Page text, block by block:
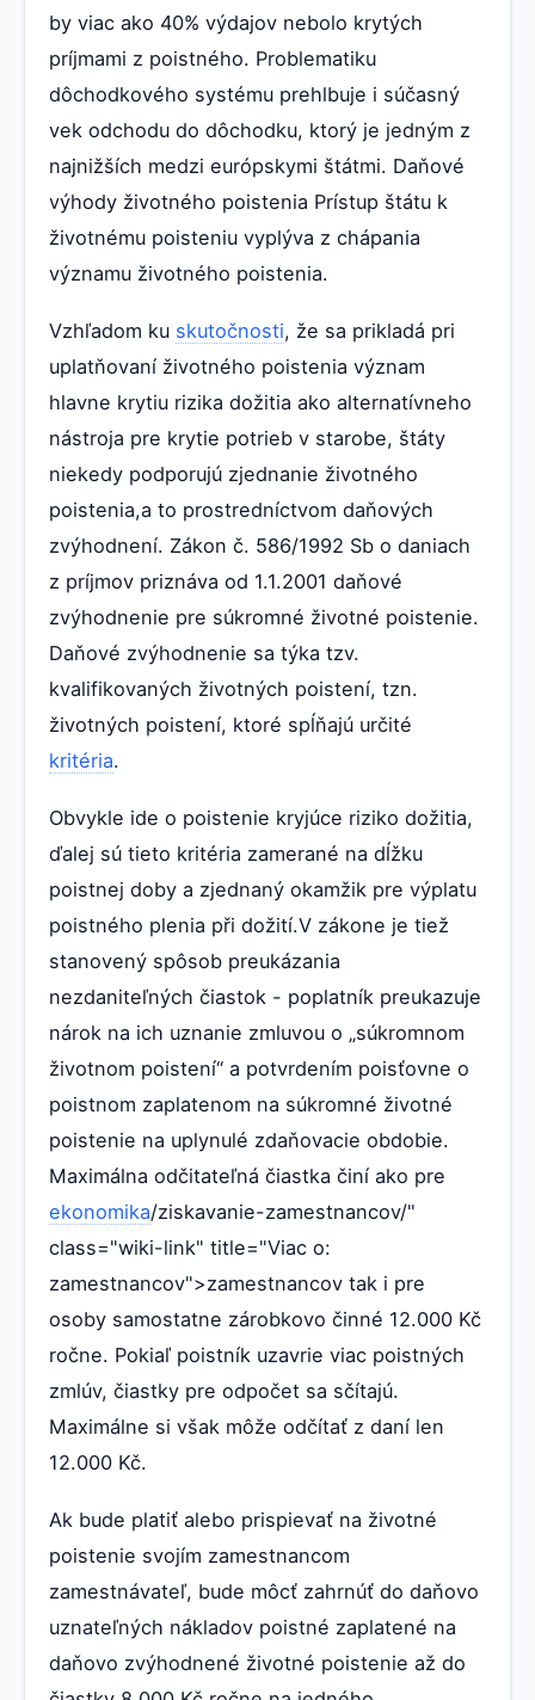
by viac ako 40% výdajov nebolo krytých
príjmami z poistného. Problematiku
dôchodkového systému prehlbuje i súčasný
vek odchodu do dôchodku, ktorý je jedným z
najnižších medzi európskymi štátmi. Daňové
výhody životného poistenia Prístup štátu k
životnému poisteniu vyplýva z chápania
významu životného poistenia.
Vzhľadom ku skutočnosti, že sa prikladá pri
uplatňovaní životného poistenia význam
hlavne krytiu rizika dožitia ako alternatívneho
nástroja pre krytie potrieb v starobe, štáty
niekedy podporujú zjednanie životného
poistenia,a to prostredníctvom daňových
zvýhodnení. Zákon č. 586/1992 Sb o daniach
z príjmov priznáva od 1.1.2001 daňové
zvýhodnenie pre súkromné životné poistenie.
Daňové zvýhodnenie sa týka tzv.
kvalifikovaných životných poistení, tzn.
životných poistení, ktoré spĺňajú určité
kritéria.
Obvykle ide o poistenie kryjúce riziko dožitia,
ďalej sú tieto kritéria zamerané na dĺžku
poistnej doby a zjednaný okamžik pre výplatu
poistného plenia při dožití.V zákone je tiež
stanovený spôsob preukázania
nezdaniteľných čiastok - poplatník preukazuje
nárok na ich uznanie zmluvou o „súkromnom
životnom poistení“ a potvrdením poisťovne o
poistnom zaplatenom na súkromné životné
poistenie na uplynulé zdaňovacie obdobie.
Maximálna odčitateľná čiastka činí ako pre
ekonomika/ziskavanie-zamestnancov/"
class="wiki-link" title="Viac o:
zamestnancov">zamestnancov tak i pre
osoby samostatne zárobkovo činné 12.000 Kč
ročne. Pokiaľ poistník uzavrie viac poistných
zmlúv, čiastky pre odpočet sa sčítajú.
Maximálne si však môže odčítať z daní len
12.000 Kč.
Ak bude platiť alebo prispievať na životné
poistenie svojím zamestnancom
zamestnávateľ, bude môcť zahrnúť do daňovo
uznateľných nákladov poistné zaplatené na
daňovo zvýhodnené životné poistenie až do